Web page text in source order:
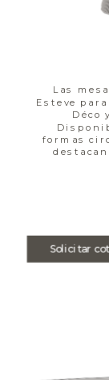
Solicitar
Las
Esteve
Déco
formas